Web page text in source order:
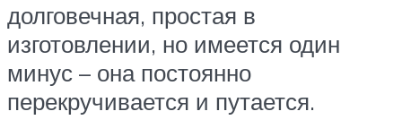
долговечная, простая в
изготовлении, но имеется один
минус – она постоянно
перекручивается и путается.